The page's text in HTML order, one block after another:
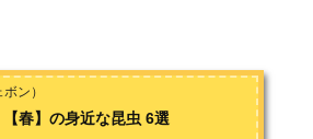
ン）
【春】の身近な昆虫 6選